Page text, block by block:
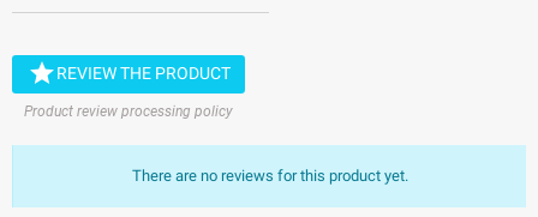
REVIEW THE PRODUCT
Product review processing policy
There are no reviews for this product yet.